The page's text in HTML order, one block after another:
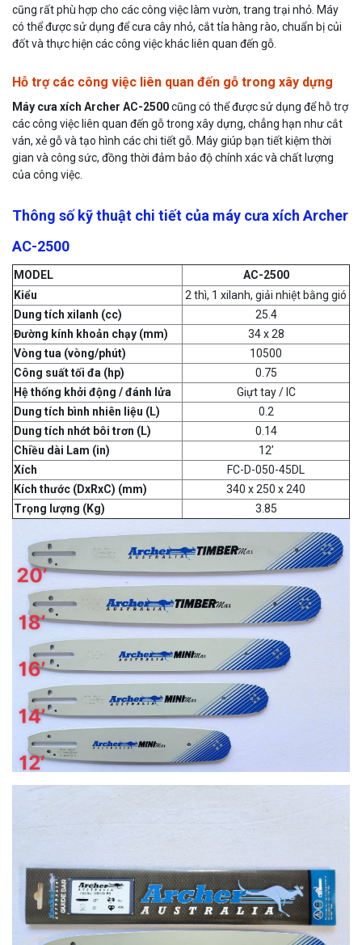
cũng rất phù hợp cho các công việc làm vườn, trang trại nhỏ. Máy
có thể được sử dụng để cưa cây nhỏ, cắt tỉa hàng rào, chuẩn bị củi
đốt và thực hiện các công việc khác liên quan đến gỗ.
Hỗ trợ các công việc liên quan đến gỗ trong xây dựng
Máy cưa xích Archer AC-2500cũng có thể được sử dụng để hỗ trợ
các công việc liên quan đến gỗ trong xây dựng, chẳng hạn như cắt
ván, xẻ gỗ và tạo hình các chi tiết gỗ. Máy giúp bạn tiết kiệm thời
gian và công sức, đồng thời đảm bảo độ chính xác và chất lượng
của công việc.
Thông số kỹ thuật chi tiết của máy cưa xích Archer
AC-2500
MODEL
AC-2500
Kiểu
2 thì, 1 xilanh, giải nhiệt bằng gió
Dung tích xilanh (cc)
25.4
Đường kính khoản chạy (mm)
34 x 28
Vòng tua (vòng/phút)
10500
Công suất tối đa (hp)
0.75
Hệ thống khởi động / đánh lửa
Giựt tay / IC
Dung tích bình nhiên liệu (L)
0.2
Dung tích nhớt bôi trơn (L)
0.14
Chiều dài Lam (in)
12’
Xích
FC-D-050-45DL
Kích thước (DxRxC) (mm)
340 x 250 x 240
Trọng lượng (Kg)
3.85